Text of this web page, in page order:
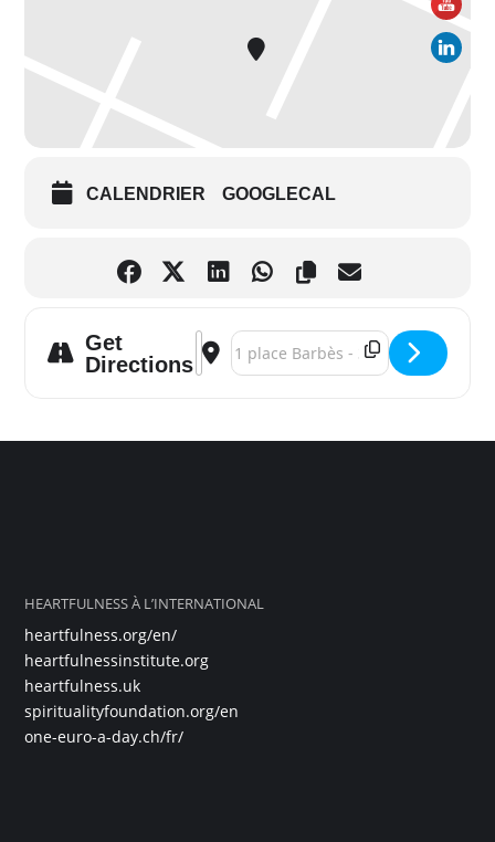
CALENDRIER GOOGLECAL
Get
Directions
Address - AUCH – ATELIER DE
Destination Address - AUCH –
HEARTFULNESS À L’INTERNATIONAL
heartfulness.org/en/
heartfulnessinstitute.org
heartfulness.uk
spiritualityfoundation.org/en
one-euro-a-day.ch/fr/